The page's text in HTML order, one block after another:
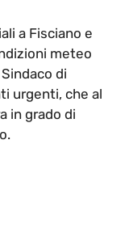
a Fisciano e
meteo
di
urgenti, che al
in grado di